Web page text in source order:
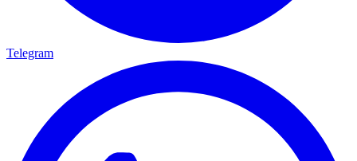
Telegram